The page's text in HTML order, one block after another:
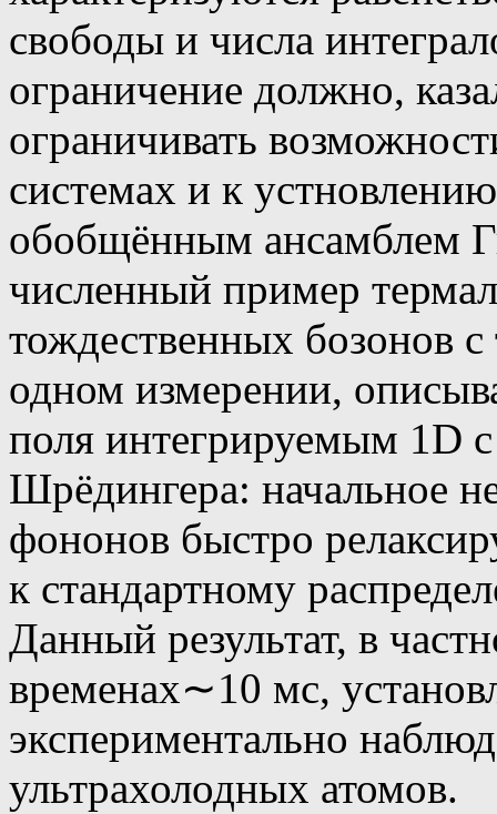
свободы и числа
ограничение должно,
ограничивать
системах и к
обобщённым ансамблем
численный пример
тождественных бозонов
одном измерении,
поля интегрируемым 1D
Шрёдингера: начальное
фононов быстро
к стандартному
Данный результат, в
временах∼10 мс,
экспериментально
ультрахолодных атомов.